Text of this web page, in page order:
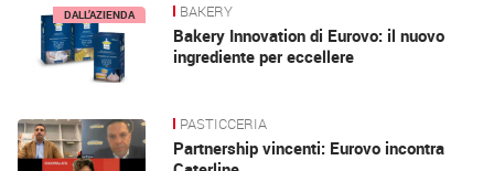
DALL’AZIENDA BAKERY
Bakery Innovation di Eurovo: il nuovo
ingrediente per eccellere
DALL’AZIENDA PASTICCERIA
Partnership vincenti: Eurovo incontra